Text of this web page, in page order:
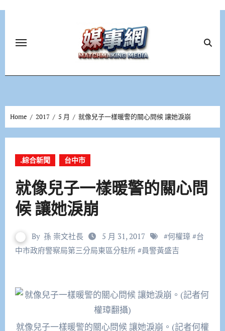
Home 2017 5 月 就像兒子一樣暖警的關心問候 讓她淚崩
.綜合新聞 台中市
就像兒子一樣暖警的關心問
候 讓她淚崩
By 孫 崇文社長 5 月 31, 2017 #何權璋 #台
中市政府警察局第三分局東區分駐所#員警黃盛吉
就像兒子一樣暖警的關心問候 讓她淚崩。(記者何權